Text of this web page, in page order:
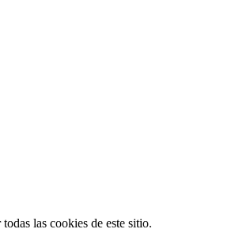
las cookies de este sitio.